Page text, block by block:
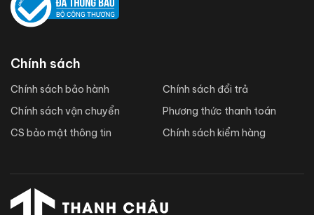
Chính sách
Chính sách bảo hành
Chính sách vận chuyển
CS bảo mật thông tin
Chính sách đổi trả
Phương thức thanh toán
Chính sách kiểm hàng